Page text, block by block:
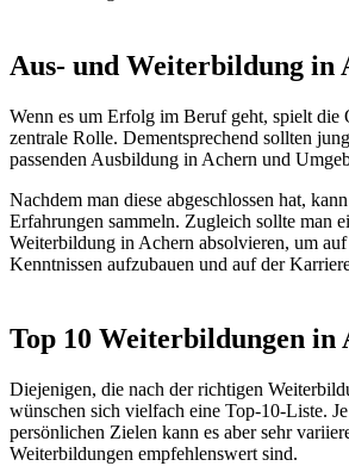
Aus- und Weiterbildung in
Wenn es um Erfolg im Beruf geht, spielt die
zentrale Rolle. Dementsprechend sollten
passenden Ausbildung in Achern und
Nachdem man diese abgeschlossen hat,
Erfahrungen sammeln. Zugleich sollte man
Weiterbildung in Achern absolvieren, um
Kenntnissen aufzubauen und auf der
Top 10 Weiterbildungen in
Diejenigen, die nach der richtigen
wünschen sich vielfach eine Top-10-Liste.
persönlichen Zielen kann es aber sehr
Weiterbildungen empfehlenswert sind.